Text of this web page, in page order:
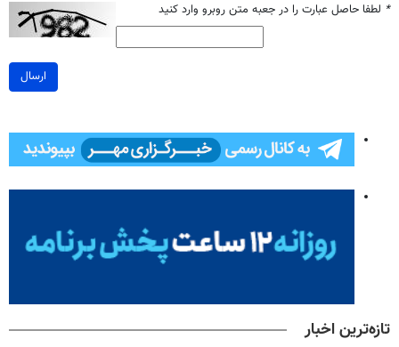
* لطفا حاصل عبارت را در جعبه متن روبرو وارد کنید
ارسال
تازه‌ترین اخبار